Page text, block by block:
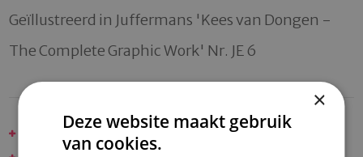
Geïllustreerd in Juffermans 'Kees van Dongen -
×
Deze website maakt gebruik
van cookies.